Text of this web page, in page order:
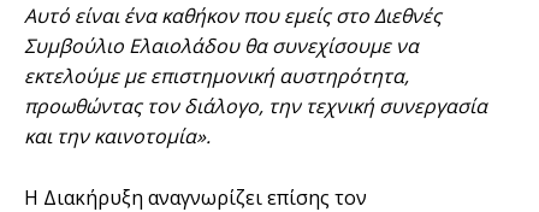
Αυτό είναι ένα καθήκον που εμείς στο Διεθνές
Συμβούλιο Ελαιολάδου θα συνεχίσουμε να
εκτελούμε με επιστημονική αυστηρότητα,
προωθώντας τον διάλογο, την τεχνική συνεργασία
και την καινοτομία».
Η Διακήρυξη αναγνωρίζει επίσης τον